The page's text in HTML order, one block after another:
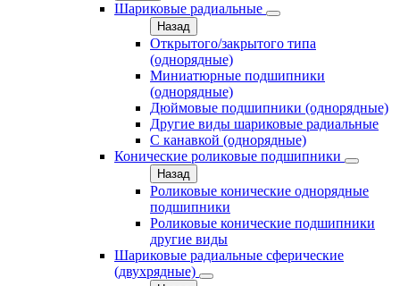
Шариковые радиальные
Назад
Открытого/закрытого типа
(однорядные)
Миниатюрные подшипники
(однорядные)
Дюймовые подшипники (однорядные)
Другие виды шариковые радиальные
С канавкой (однорядные)
Конические роликовые подшипники
Назад
Роликовые конические однорядные
подшипники
Роликовые конические подшипники
другие виды
Шариковые радиальные сферические
(двухрядные)